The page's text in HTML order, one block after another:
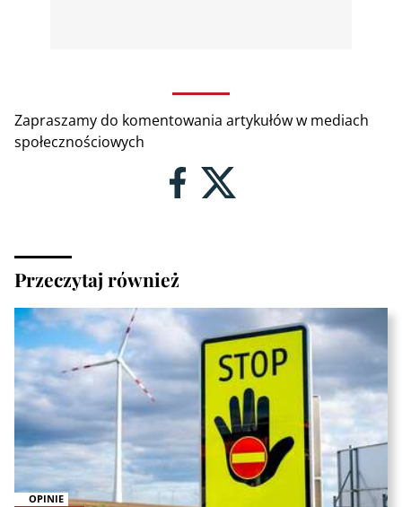
Zapraszamy do komentowania artykułów w mediach
społecznościowych
Przeczytaj również
OPINIE